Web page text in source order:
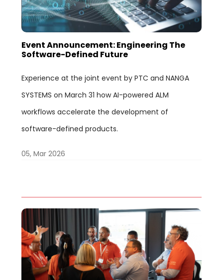
Event Announcement: Engineering The
Software-Defined Future
05, Mar 2026
Experience at the joint event by PTC and NANGA
SYSTEMS on March 31 how AI-powered ALM
workflows accelerate the development of
software-defined products.